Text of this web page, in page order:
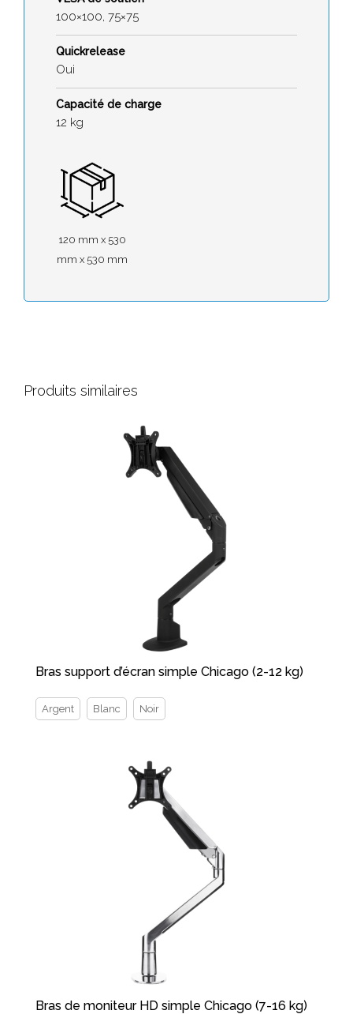
100×100, 75×75
Quickrelease
Oui
Capacité de charge
12 kg
120 mm x 530
mm x 530 mm
Produits similaires
Bras support d’écran simple Chicago (2-12 kg)
Argent Blanc Noir
Bras de moniteur HD simple Chicago (7-16 kg)